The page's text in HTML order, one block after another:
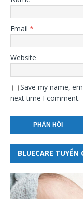
Email *
Website
Save my name,
next time I comment.
BLUECARE TUYỂN